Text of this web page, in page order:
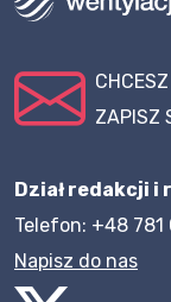
ZAPISZ
Dział redakcji i
Telefon: +48
Napisz do nas